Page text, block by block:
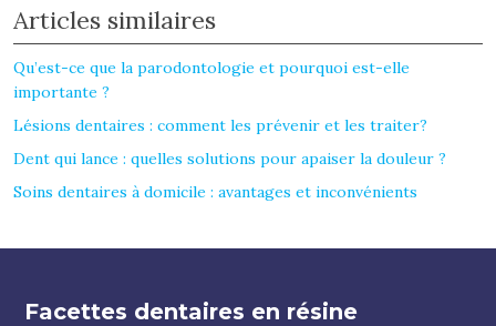
Articles similaires
Qu’est-ce que la parodontologie et pourquoi est-elle
importante ?
Lésions dentaires : comment les prévenir et les traiter?
Dent qui lance : quelles solutions pour apaiser la douleur ?
Soins dentaires à domicile : avantages et inconvénients
Facettes dentaires en résine